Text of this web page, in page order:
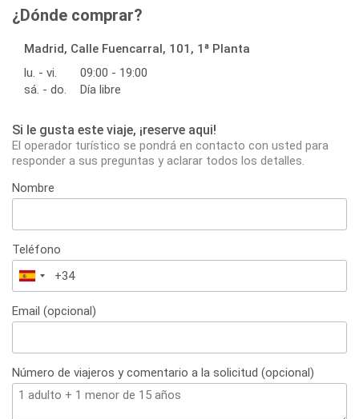
¿Dónde comprar?
Madrid, Calle Fuencarral, 101, 1ª Planta
lu. - vi.
09:00 - 19:00
sá. - do.
Día libre
Si le gusta este viaje, ¡reserve aqui!
El operador turístico se pondrá en contacto con usted para
responder a sus preguntas y aclarar todos los detalles.
Nombre
Teléfono
España
+34
Email (opcional)
Número de viajeros y comentario a la solicitud (opcional)